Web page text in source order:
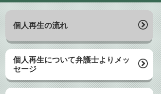
個人再生の流れ
個人再生について弁護士よりメッ
セージ